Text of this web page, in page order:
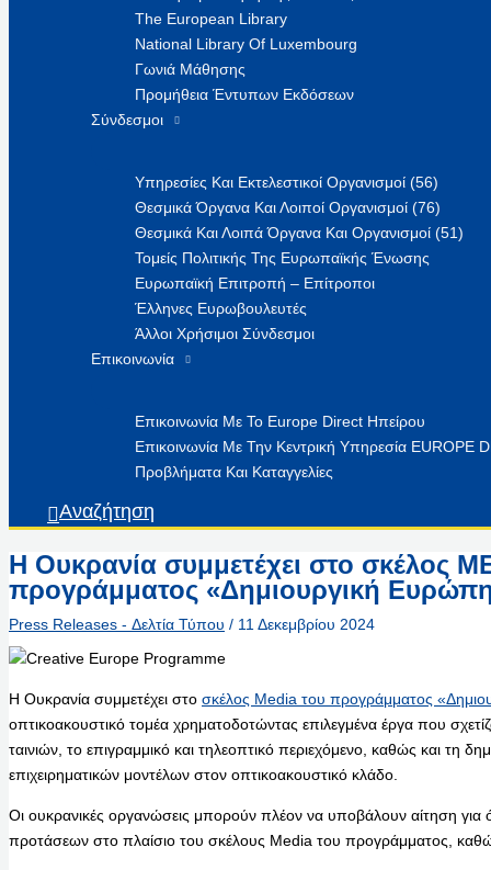
The European Library
National Library Of Luxembourg
Γωνιά Μάθησης
Προμήθεια Έντυπων Εκδόσεων
Σύνδεσμοι
Υπηρεσίες Και Εκτελεστικοί Οργανισμοί (56)
Θεσμικά Όργανα Και Λοιποί Οργανισμοί (76)
Θεσμικά Και Λοιπά Όργανα Και Οργανισμοί (51)
Τομείς Πολιτικής Της Ευρωπαϊκής Ένωσης
Ευρωπαϊκή Επιτροπή – Επίτροποι
Έλληνες Ευρωβουλευτές
Άλλοι Χρήσιμοι Σύνδεσμοι
Επικοινωνία
Επικοινωνία Με Το Europe Direct Ηπείρου
Επικοινωνία Με Την Κεντρική Υπηρεσία EUROPE
Προβλήματα Και Καταγγελίες
Αναζήτηση
Η Ουκρανία συμμετέχει στο σκέλος
προγράμματος «Δημιουργική
Press Releases - Δελτία Τύπου / 11 Δεκεμβρίου 2024
Η Ουκρανία συμμετέχει στο σκέλος Media του προγράμματος
οπτικοακουστικό τομέα χρηματοδοτώντας επιλεγμένα έργα που
ταινιών, το επιγραμμικό και τηλεοπτικό περιεχόμενο, καθώς και τη
επιχειρηματικών μοντέλων στον οπτικοακουστικό κλάδο.
Οι ουκρανικές οργανώσεις μπορούν πλέον να υποβάλουν αίτηση για
προτάσεων στο πλαίσιο του σκέλους Media του προγράμματος, καθώς